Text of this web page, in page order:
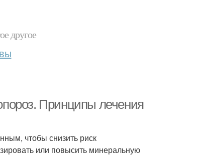
другое
Принципы лечения
чтобы снизить риск
или повысить минеральную